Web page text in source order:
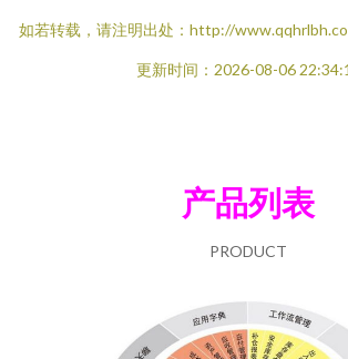
如若转载，请注明出处：http://
更新时间：2026-08-06
产品列表
PRODUCT